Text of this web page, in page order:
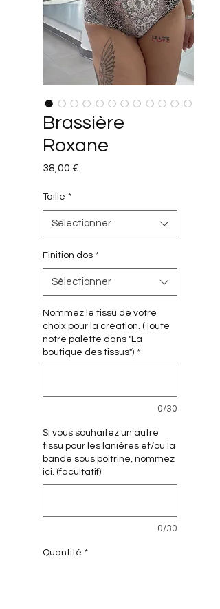
Brassière
Roxane
38,00 €
Taille *
Sélectionner
Finition dos *
Sélectionner
Nommez le tissu de votre
choix pour la création. (Toute
notre palette dans "La
boutique des tissus") *
0/30
Si vous souhaitez un autre
tissu pour les lanières et/ou la
bande sous poitrine, nommez
ici. (facultatif)
0/30
Quantité *